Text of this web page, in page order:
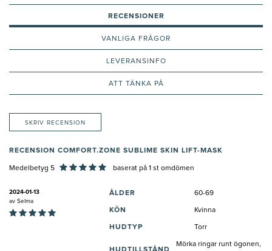
RECENSIONER
VANLIGA FRÅGOR
LEVERANSINFO
ATT TÄNKA PÅ
SKRIV RECENSION
RECENSION COMFORT.ZONE SUBLIME SKIN LIFT-MASK
Medelbetyg 5 baserat på 1 st omdömen
2024-01-13
av Selma
ÅLDER 60-69
KÖN Kvinna
HUDTYP Torr
Mörka ringar runt ögonen,